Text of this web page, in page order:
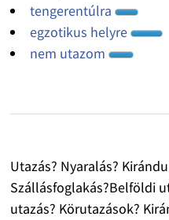
tengerentúlra
egzotikus helyre
nem utazom
Utazás? Nyaralás?
Szállásfoglakás?Belföldi
utazás? Körutazások?